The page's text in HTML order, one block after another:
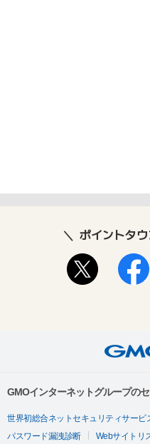
ポイントタ
GMOインターネットグループの
世界初総合ネットセキュリティサービ
パスワード漏洩診断
Webサイトリ